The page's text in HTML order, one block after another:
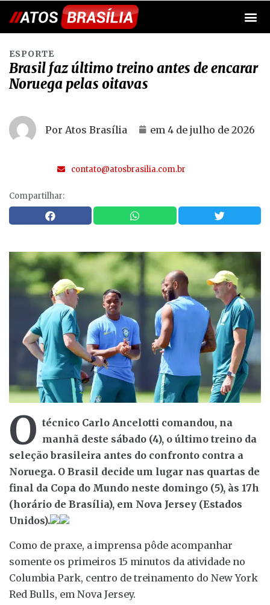
ESPORTE
Brasil faz último treino antes de encarar
Noruega pelas oitavas
Por Atos Brasília em 4 de julho de 2026
contato@atosbrasilia.com.br
Compartilhar:
O técnico Carlo Ancelotti comandou, na
manhã deste sábado (4), o último treino da
seleção brasileira antes do confronto contra a
Noruega. O Brasil decide um lugar nas quartas de
final da Copa do Mundo neste domingo (5), às 17h
(horário de Brasília), em Nova Jersey (Estados
Unidos).
Como de praxe, a imprensa pôde acompanhar
somente os primeiros 15 minutos da atividade no
Columbia Park, centro de treinamento do New York
Red Bulls, em Nova Jersey.